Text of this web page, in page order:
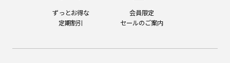
ずっとお得な
定期割引
会員限定
セールのご案内